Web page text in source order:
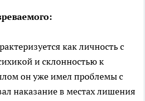
как личность с
и склонностью к
он уже имел проблемы с
наказание в местах лишения